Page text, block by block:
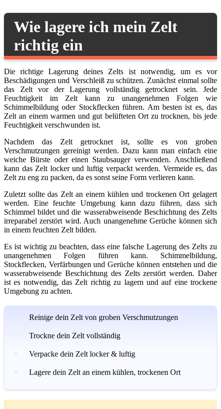
Wie lagere ich mein Zelt
richtig ein
Die richtige Lagerung deines Zelts ist notwendig, um es vor
Beschädigungen und Verschleiß zu schützen. Zunächst einmal sollte
das Zelt vor der Lagerung vollständig getrocknet sein. Jede
Feuchtigkeit im Zelt kann zu unangenehmen Folgen wie
Schimmelbildung oder Stockflecken führen. Am besten ist es, das
Zelt an einem warmen und gut belüfteten Ort zu trocknen, bis jede
Feuchtigkeit verschwunden ist.
Nachdem das Zelt getrocknet ist, sollte es von groben
Verschmutzungen gereinigt werden. Dazu kann man einfach eine
weiche Bürste oder einen Staubsauger verwenden. Anschließend
kann das Zelt locker und luftig verpackt werden. Vermeide es, das
Zelt zu eng zu packen, da es sonst seine Form verlieren kann.
Zuletzt sollte das Zelt an einem kühlen und trockenen Ort gelagert
werden. Eine feuchte Umgebung kann dazu führen, dass sich
Schimmel bildet und die wasserabweisende Beschichtung des Zelts
irreparabel zerstört wird. Auch unangenehme Gerüche können sich
in einem feuchten Zelt bilden.
Es ist wichtig zu beachten, dass eine falsche Lagerung des Zelts zu
unangenehmen Folgen führen kann. Schimmelbildung,
Stockflecken, Verfärbungen und Gerüche können entstehen und die
wasserabweisende Beschichtung des Zelts zerstört werden. Daher
ist es notwendig, das Zelt richtig zu lagern und auf eine trockene
Umgebung zu achten.
Reinige dein Zelt von groben Verschmutzungen
Trockne dein Zelt vollständig
Verpacke dein Zelt locker & luftig
Lagere dein Zelt an einem kühlen, trockenen Ort